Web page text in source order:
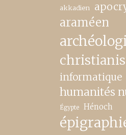
akkadien
araméen
informatique
humanités
Égypte Hénoch